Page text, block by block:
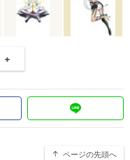
ページの先頭へ